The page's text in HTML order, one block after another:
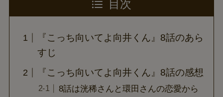
目次
『こっち向いてよ向井くん』8話のあら
すじ
『こっち向いてよ向井くん』8話の感想
8話は洸稀さんと環田さんの恋愛から